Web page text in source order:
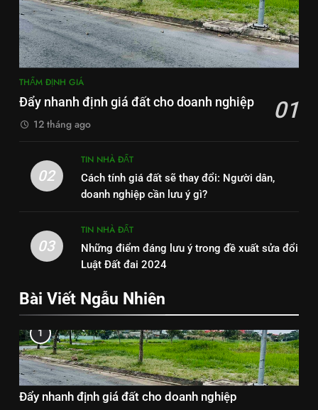
THẨM ĐỊNH GIÁ
Đẩy nhanh định giá đất cho doanh nghiệp 01
12 tháng ago
02
TIN NHÀ ĐẤT
Cách tính giá đất sẽ thay đổi: Người dân,
doanh nghiệp cần lưu ý gì?
03
TIN NHÀ ĐẤT
Những điểm đáng lưu ý trong đề xuất sửa đổi
Luật Đất đai 2024
Bài Viết Ngẫu Nhiên
1
Đẩy nhanh định giá đất cho doanh nghiệp